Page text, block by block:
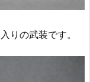
りの武装です。